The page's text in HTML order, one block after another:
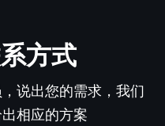
方式
说出您的需求，我们
相应的方案